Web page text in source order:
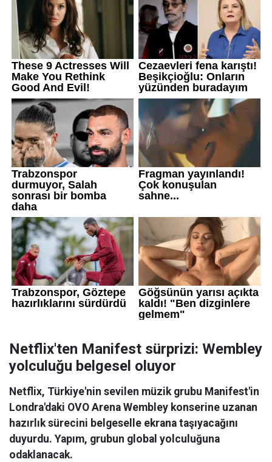
Netflix'ten Manifest sürprizi: Wembley
yolculuğu belgesel oluyor
Netflix, Türkiye'nin sevilen müzik grubu Manifest'in
Londra'daki OVO Arena Wembley konserine uzanan
hazırlık sürecini belgeselle ekrana taşıyacağını
duyurdu. Yapım, grubun global yolculuğuna
odaklanacak.